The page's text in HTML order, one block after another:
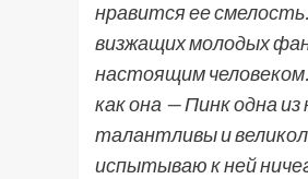
нравится ее
визжащих молодых
настоящим
как она — Пинк одна
талантливы и
испытываю к ней